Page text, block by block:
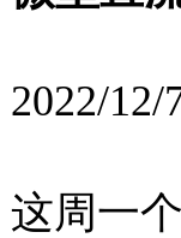
2022/
这周一